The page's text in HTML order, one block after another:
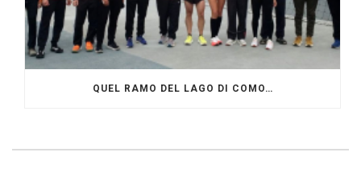
QUEL RAMO DEL LAGO DI COMO…